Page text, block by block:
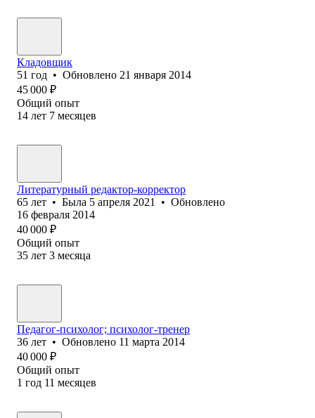
Кладовщик
51 год • Обновлено 21 января 2014
45 000 ₽
Общий опыт
14 лет 7 месяцев
Литературный редактор-корректор
65 лет • Была 5 апреля 2021 • Обновлено
16 февраля 2014
40 000 ₽
Общий опыт
35 лет 3 месяца
Педагог-психолог; психолог-тренер
36 лет • Обновлено 11 марта 2014
40 000 ₽
Общий опыт
1 год 11 месяцев